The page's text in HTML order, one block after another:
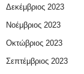
Δεκέμβριος 2023
Νοέμβριος 2023
Οκτώβριος 2023
Σεπτέμβριος 2023